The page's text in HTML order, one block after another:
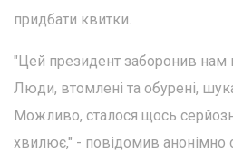
придбати квитки.
"Цей президент заборонив нам
Люди, втомлені та обурені,
Можливо, сталося щось
хвилює," - повідомив анонімно